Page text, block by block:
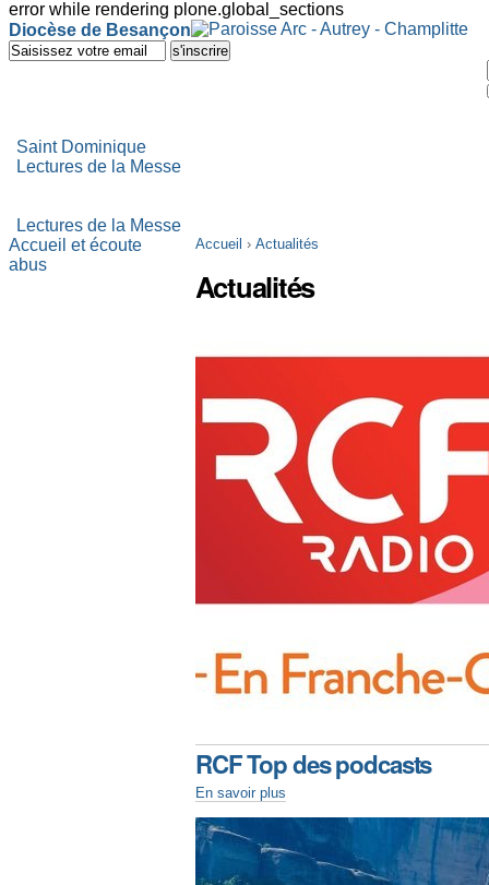
error while rendering plone.global_sections
Outils
personnels
Diocèse de Besançon
Aller
au
à
la
Saint Dominique
Lectures de la Messe
Lectures de la Messe
Accueil › Actualités
Actualités
RCF Top des podcasts
En savoir plus
Accueil et écoute
abus